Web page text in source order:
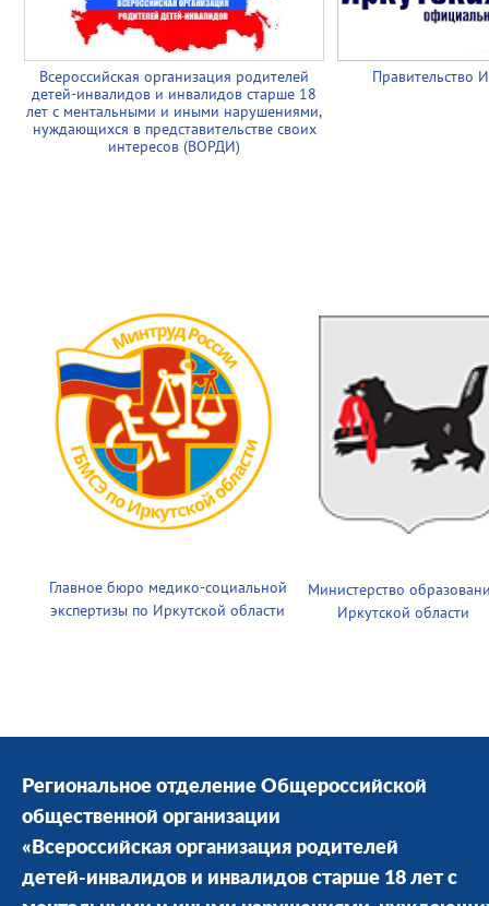
Всероссийская организация родителей
детей-инвалидов и инвалидов старше 18
лет с ментальными и иными нарушениями,
нуждающихся в представительстве своих
интересов (ВОРДИ)
Правительство
Главное бюро медико-социальной
экспертизы по Иркутской области
Министерство
Иркутской области
Региональное отделение Общероссийской
общественной организации
«Всероссийская организация родителей
детей-инвалидов и инвалидов старше 18 лет с